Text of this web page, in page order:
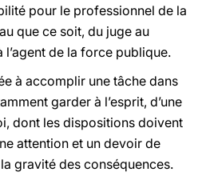
pour le professionnel de la
que ce soit, du juge au
de la force publique.
à accomplir une tâche dans
garder à l’esprit, d’une
dont les dispositions doivent
attention et un devoir de
gravité des conséquences.